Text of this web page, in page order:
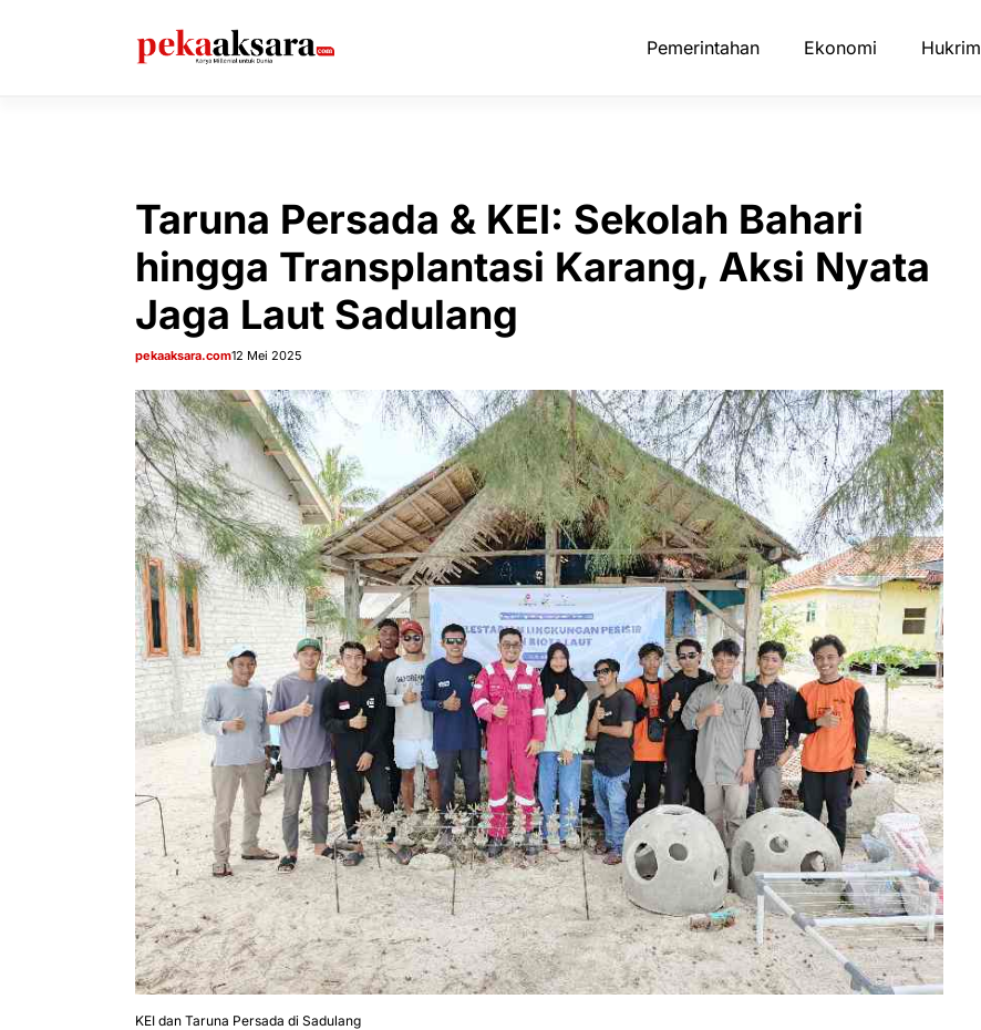
Pemerintahan Ekonomi Hukrim
Taruna Persada & KEI: Sekolah Bahari
hingga Transplantasi Karang, Aksi Nyata
Jaga Laut Sadulang
pekaaksara.com12 Mei 2025
KEI dan Taruna Persada di Sadulang